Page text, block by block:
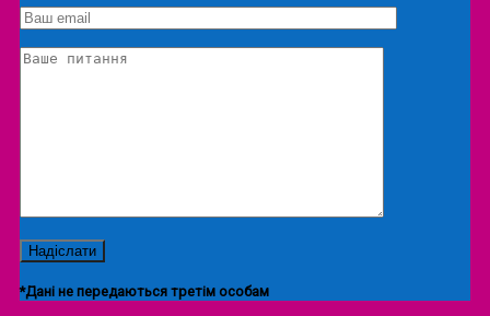
Екскурсія/локація
*Дані не передаються третім особам